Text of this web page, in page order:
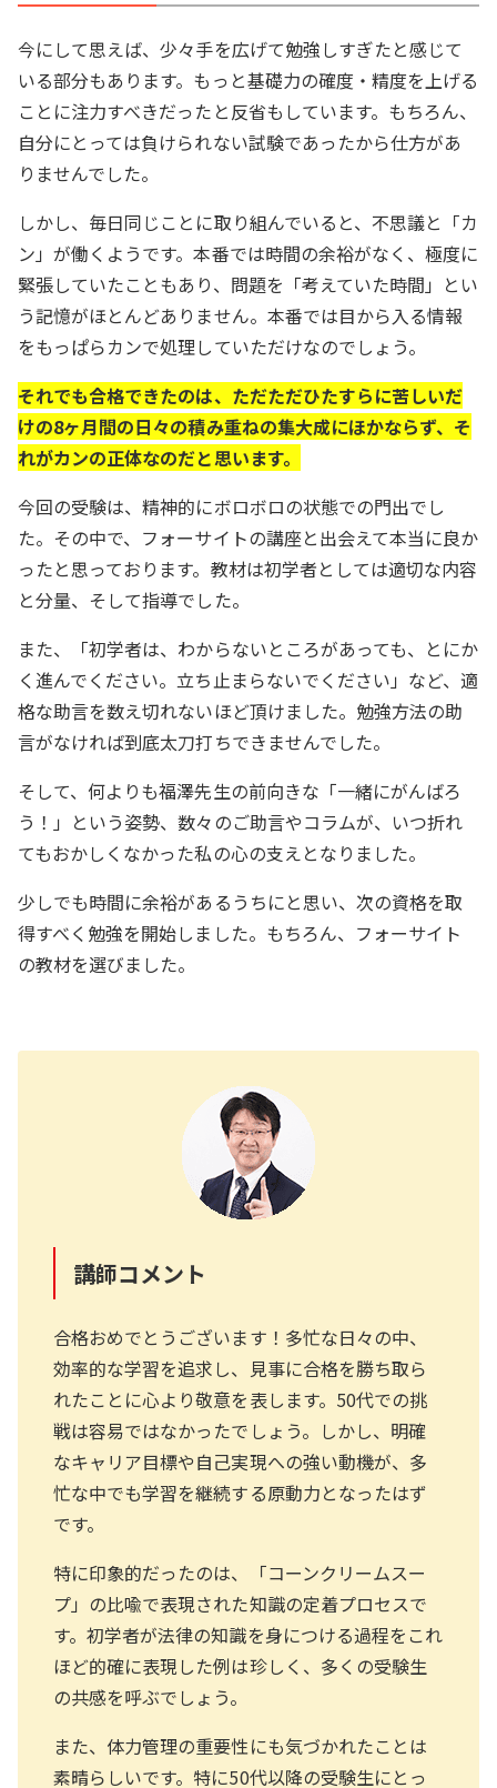
今にして思えば、少々手を広げて勉強しすぎたと感じて
いる部分もあります。もっと基礎力の確度・精度を上げる
ことに注力すべきだったと反省もしています。もちろん、
自分にとっては負けられない試験であったから仕方があ
りませんでした。
しかし、毎日同じことに取り組んでいると、不思議と「カ
ン」が働くようです。本番では時間の余裕がなく、極度に
緊張していたこともあり、問題を「考えていた時間」とい
う記憶がほとんどありません。本番では目から入る情報
をもっぱらカンで処理していただけなのでしょう。
それでも合格できたのは、ただただひたすらに苦しいだ
けの8ヶ月間の日々の積み重ねの集大成にほかならず、そ
れがカンの正体なのだと思います。
今回の受験は、精神的にボロボロの状態での門出でし
た。その中で、フォーサイトの講座と出会えて本当に良か
ったと思っております。教材は初学者としては適切な内容
と分量、そして指導でした。
また、「初学者は、わからないところがあっても、とにか
く進んでください。立ち止まらないでください」など、適
格な助言を数え切れないほど頂けました。勉強方法の助
言がなければ到底太刀打ちできませんでした。
そして、何よりも福澤先生の前向きな「一緒にがんばろ
う！」という姿勢、数々のご助言やコラムが、いつ折れ
てもおかしくなかった私の心の支えとなりました。
少しでも時間に余裕があるうちにと思い、次の資格を取
得すべく勉強を開始しました。もちろん、フォーサイト
の教材を選びました。
講師コメント
合格おめでとうございます！多忙な日々の中、
効率的な学習を追求し、見事に合格を勝ち取ら
れたことに心より敬意を表します。50代での挑
戦は容易ではなかったでしょう。しかし、明確
なキャリア目標や自己実現への強い動機が、多
忙な中でも学習を継続する原動力となったはず
です。
特に印象的だったのは、「コーンクリームスー
プ」の比喩で表現された知識の定着プロセスで
す。初学者が法律の知識を身につける過程をこれ
ほど的確に表現した例は珍しく、多くの受験生
の共感を呼ぶでしょう。
また、体力管理の重要性にも気づかれたことは
素晴らしいです。特に50代以降の受験生にとっ